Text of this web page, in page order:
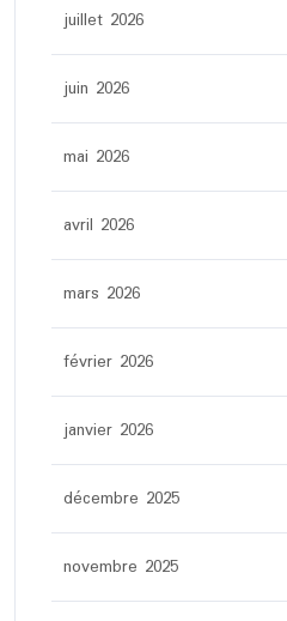
juillet 2026
juin 2026
mai 2026
avril 2026
mars 2026
février 2026
janvier 2026
décembre 2025
novembre 2025